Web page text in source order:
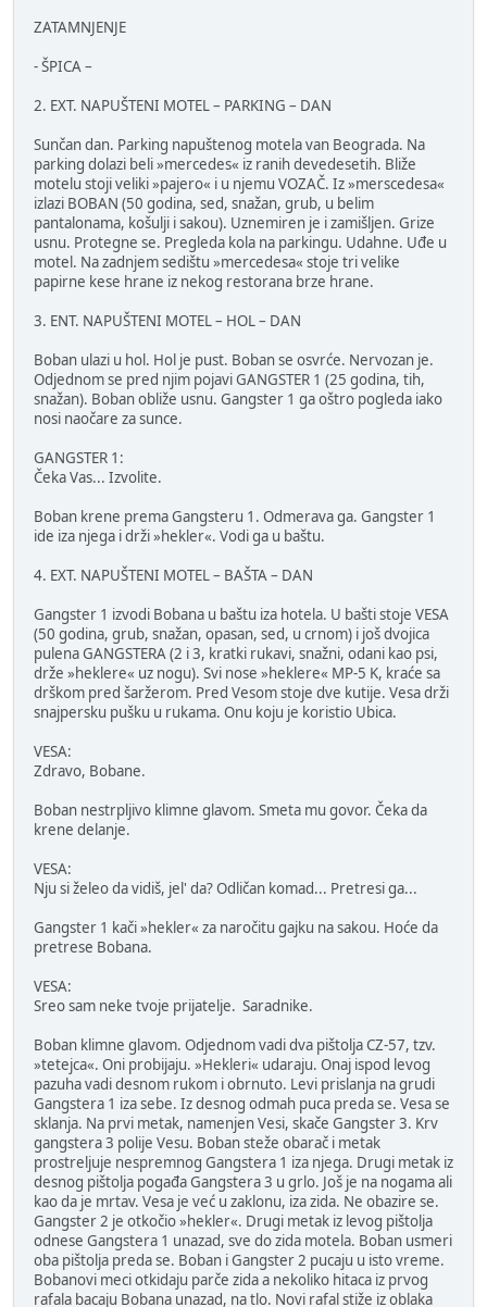
ZATAMNJENJE
- ŠPICA –
2. EXT. NAPUŠTENI MOTEL – PARKING – DAN
Sunčan dan. Parking napuštenog motela van Beograda. Na
parking dolazi beli »mercedes« iz ranih devedesetih. Bliže
motelu stoji veliki »pajero« i u njemu VOZAČ. Iz »merscedesa«
izlazi BOBAN (50 godina, sed, snažan, grub, u belim
pantalonama, košulji i sakou). Uznemiren je i zamišljen. Grize
usnu. Protegne se. Pregleda kola na parkingu. Udahne. Uđe u
motel. Na zadnjem sedištu »mercedesa« stoje tri velike
papirne kese hrane iz nekog restorana brze hrane.
3. ENT. NAPUŠTENI MOTEL – HOL – DAN
Boban ulazi u hol. Hol je pust. Boban se osvrće. Nervozan je.
Odjednom se pred njim pojavi GANGSTER 1 (25 godina, tih,
snažan). Boban obliže usnu. Gangster 1 ga oštro pogleda iako
nosi naočare za sunce.
GANGSTER 1:
Čeka Vas... Izvolite.
Boban krene prema Gangsteru 1. Odmerava ga. Gangster 1
ide iza njega i drži »hekler«. Vodi ga u baštu.
4. EXT. NAPUŠTENI MOTEL – BAŠTA – DAN
Gangster 1 izvodi Bobana u baštu iza hotela. U bašti stoje VESA
(50 godina, grub, snažan, opasan, sed, u crnom) i još dvojica
pulena GANGSTERA (2 i 3, kratki rukavi, snažni, odani kao psi,
drže »heklere« uz nogu). Svi nose »heklere« MP-5 K, kraće sa
drškom pred šaržerom. Pred Vesom stoje dve kutije. Vesa drži
snajpersku pušku u rukama. Onu koju je koristio Ubica.
VESA:
Zdravo, Bobane.
Boban nestrpljivo klimne glavom. Smeta mu govor. Čeka da
krene delanje.
VESA:
Nju si želeo da vidiš, jel' da? Odličan komad... Pretresi ga...
Gangster 1 kači »hekler« za naročitu gajku na sakou. Hoće da
pretrese Bobana.
VESA:
Sreo sam neke tvoje prijatelje. Saradnike.
Boban klimne glavom. Odjednom vadi dva pištolja CZ-57, tzv.
»tetejca«. Oni probijaju. »Hekleri« udaraju. Onaj ispod levog
pazuha vadi desnom rukom i obrnuto. Levi prislanja na grudi
Gangstera 1 iza sebe. Iz desnog odmah puca preda se. Vesa se
sklanja. Na prvi metak, namenjen Vesi, skače Gangster 3. Krv
gangstera 3 polije Vesu. Boban steže obarač i metak
prostreljuje nespremnog Gangstera 1 iza njega. Drugi metak iz
desnog pištolja pogađa Gangstera 3 u grlo. Još je na nogama ali
kao da je mrtav. Vesa je već u zaklonu, iza zida. Ne obazire se.
Gangster 2 je otkočio »hekler«. Drugi metak iz levog pištolja
odnese Gangstera 1 unazad, sve do zida motela. Boban usmeri
oba pištolja preda se. Boban i Gangster 2 pucaju u isto vreme.
Bobanovi meci otkidaju parče zida a nekoliko hitaca iz prvog
rafala bacaju Bobana unazad, na tlo. Novi rafal stiže iz oblaka